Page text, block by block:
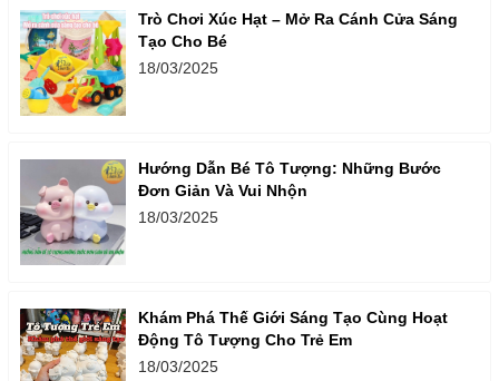
Trò Chơi Xúc Hạt – Mở Ra Cánh Cửa Sáng
Tạo Cho Bé
18/03/2025
Hướng Dẫn Bé Tô Tượng: Những Bước
Đơn Giản Và Vui Nhộn
18/03/2025
Khám Phá Thế Giới Sáng Tạo Cùng Hoạt
Động Tô Tượng Cho Trẻ Em
18/03/2025